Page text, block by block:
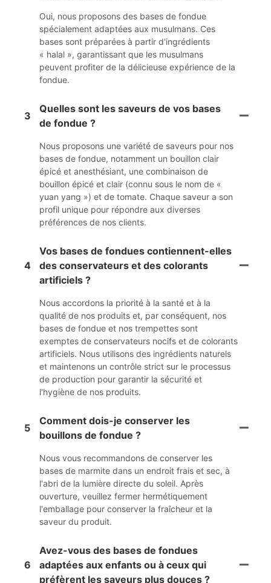
Oui, nous proposons des bases de fondue
spécialement adaptées aux musulmans. Ces
bases sont préparées à partir d'ingrédients
« halal », garantissant que les musulmans
peuvent profiter de la délicieuse expérience de la
fondue.
3
Quelles sont les saveurs de vos bases
de fondue ?
Nous proposons une variété de saveurs pour nos
bases de fondue, notamment un bouillon clair
épicé et anesthésiant, une combinaison de
bouillon épicé et clair (connu sous le nom de «
yuan yang ») et de tomate. Chaque saveur a son
profil unique pour répondre aux diverses
préférences de nos clients.
4
Vos bases de fondues contiennent-elles
des conservateurs et des colorants
artificiels ?
Nous accordons la priorité à la santé et à la
qualité de nos produits et, par conséquent, nos
bases de fondue et nos trempettes sont
exemptes de conservateurs nocifs et de colorants
artificiels. Nous utilisons des ingrédients naturels
et maintenons un contrôle strict sur le processus
de production pour garantir la sécurité et
l'hygiène de nos produits.
5
Comment dois-je conserver les
bouillons de fondue ?
Nous vous recommandons de conserver les
bases de marmite dans un endroit frais et sec, à
l'abri de la lumière directe du soleil. Après
ouverture, veuillez fermer hermétiquement
l'emballage pour conserver la fraîcheur et la
saveur du produit.
6
Avez-vous des bases de fondues
adaptées aux enfants ou à ceux qui
préfèrent les saveurs plus douces ?